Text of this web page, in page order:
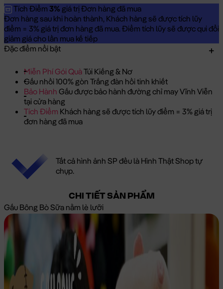
Tích Điểm 3% giá trị Đơn hàng đã mua
Đơn hàng sau khi hoàn thành, Khách hàng sẽ được tích lũy
điểm = 3% giá trị đơn hàng đã mua. Điểm tích lũy sẽ được qui đổi
giảm giá cho lần mua kế tiếp
Đặc điểm nổi bật
Miễn Phí Gói QuàTúi Kiếng & Nơ
Gấu nhồi 100% gòn Trắng đàn hồi tinh khiết
Bảo Hành Gấu được bảo hành đường chỉ may Vĩnh Viễn
tại cửa hàng
Tích Điểm Khách hàng sẽ được tích lũy điểm = 3% giá trị
đơn hàng đã mua
Tất cả hình ảnh SP đều là Hình Thật Shop tự
chụp.
CHI TIẾT SẢN PHẨM
Gấu Bông Bò Sữa nằm lè lưỡi